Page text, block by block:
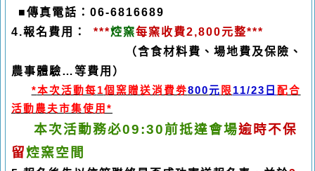
■傳真電話： 06-6816689
4.報名費用： ***焢窯每窯收費2,800元整***
（含食材料費、場地費及保險、
農事體驗…等費用）
*本次活動每1個窯贈送消費劵800元 限11/23日 配合
活動農夫市集使用 *
本次活動務必09:30前抵達會場逾時不保
留焢窯空間